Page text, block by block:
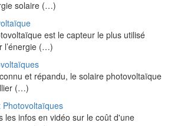
solaire (…)
est le capteur le plus utilisé
l’énergie (…)
et répandu, le solaire photovoltaïque
(…)
Photovoltaïques
les infos en vidéo sur le coût d'une